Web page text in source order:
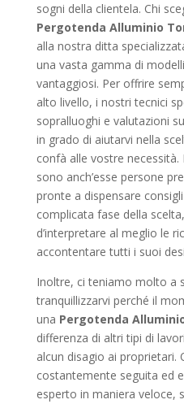
sogni della clientela. Chi
Pergotenda Alluminio
alla nostra ditta
una vasta gamma di
vantaggiosi. Per offrire
alto livello, i nostri tecnici
sopralluoghi e valutazioni
in grado di aiutarvi nella
confà alle vostre
sono anch’esse persone
pronte a dispensare
complicata fase della
d’interpretare al meglio le
accontentare tutti i suoi
Inoltre, ci teniamo molto a
tranquillizzarvi perché il
una Pergotenda
differenza di altri tipi di
alcun disagio ai proprietari.
costantemente seguita ed
esperto in maniera veloce,